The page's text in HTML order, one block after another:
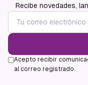
Recibe novedades,
Acepto recibir
al correo registrado.